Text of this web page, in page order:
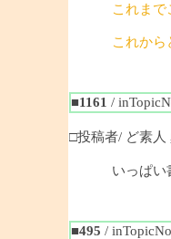
これま
これから
■1161 /
□投稿者/ ど素人
いっぱい
■495 /